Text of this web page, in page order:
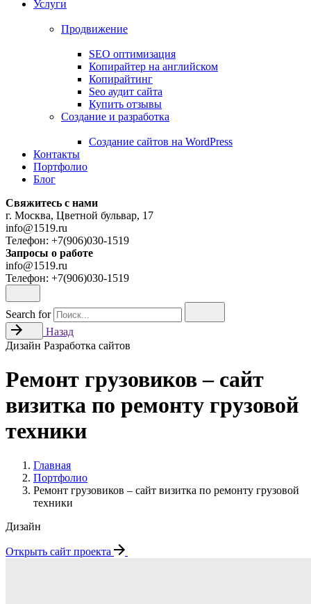
Услуги
Продвижение
SEO оптимизация
Копирайтер на английском
Копирайтинг
Seo аудит сайта
Купить отзывы
Создание и разработка
Cоздание сайтов на WordPress
Контакты
Портфолио
Блог
Свяжитесь с нами
г. Москва, Цветной бульвар, 17
info@1519.ru
Телефон: +7(906)030-1519
Запросы о работе
info@1519.ru
Телефон: +7(906)030-1519
Search for
Назад
Дизайн Разработка сайтов
Ремонт грузовиков – сайт
визитка по ремонту грузовой
техники
Главная
Портфолио
Ремонт грузовиков – сайт визитка по ремонту грузовой
техники
Дизайн
Открыть сайт проекта